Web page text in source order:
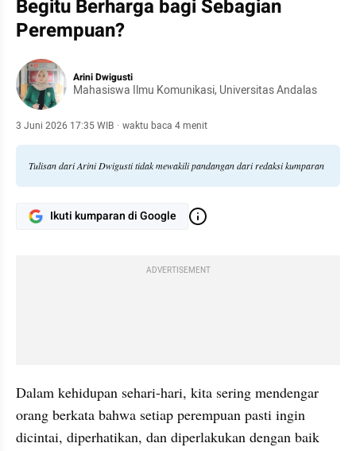
Begitu Berharga bagi Sebagian
Perempuan?
Arini Dwigusti
Mahasiswa Ilmu Komunikasi, Universitas Andalas
3 Juni 2026 17:35 WIB · waktu baca 4 menit
Tulisan dari Arini Dwigusti tidak mewakili pandangan dari redaksi kumparan
Ikuti kumparan di Google
ADVERTISEMENT
Dalam kehidupan sehari-hari, kita sering mendengar
orang berkata bahwa setiap perempuan pasti ingin
dicintai, diperhatikan, dan diperlakukan dengan baik